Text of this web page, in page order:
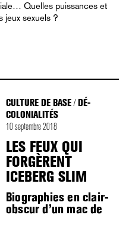
Quelles puissances et
jeux sexuels ?
CULTURE DE BASE/ DÉ-
COLONIALITÉS
10 septembre 2018
LES FEUX QUI
FORGÈRENT
ICEBERG SLIM
Biographies en clair-
obscur d’un mac de